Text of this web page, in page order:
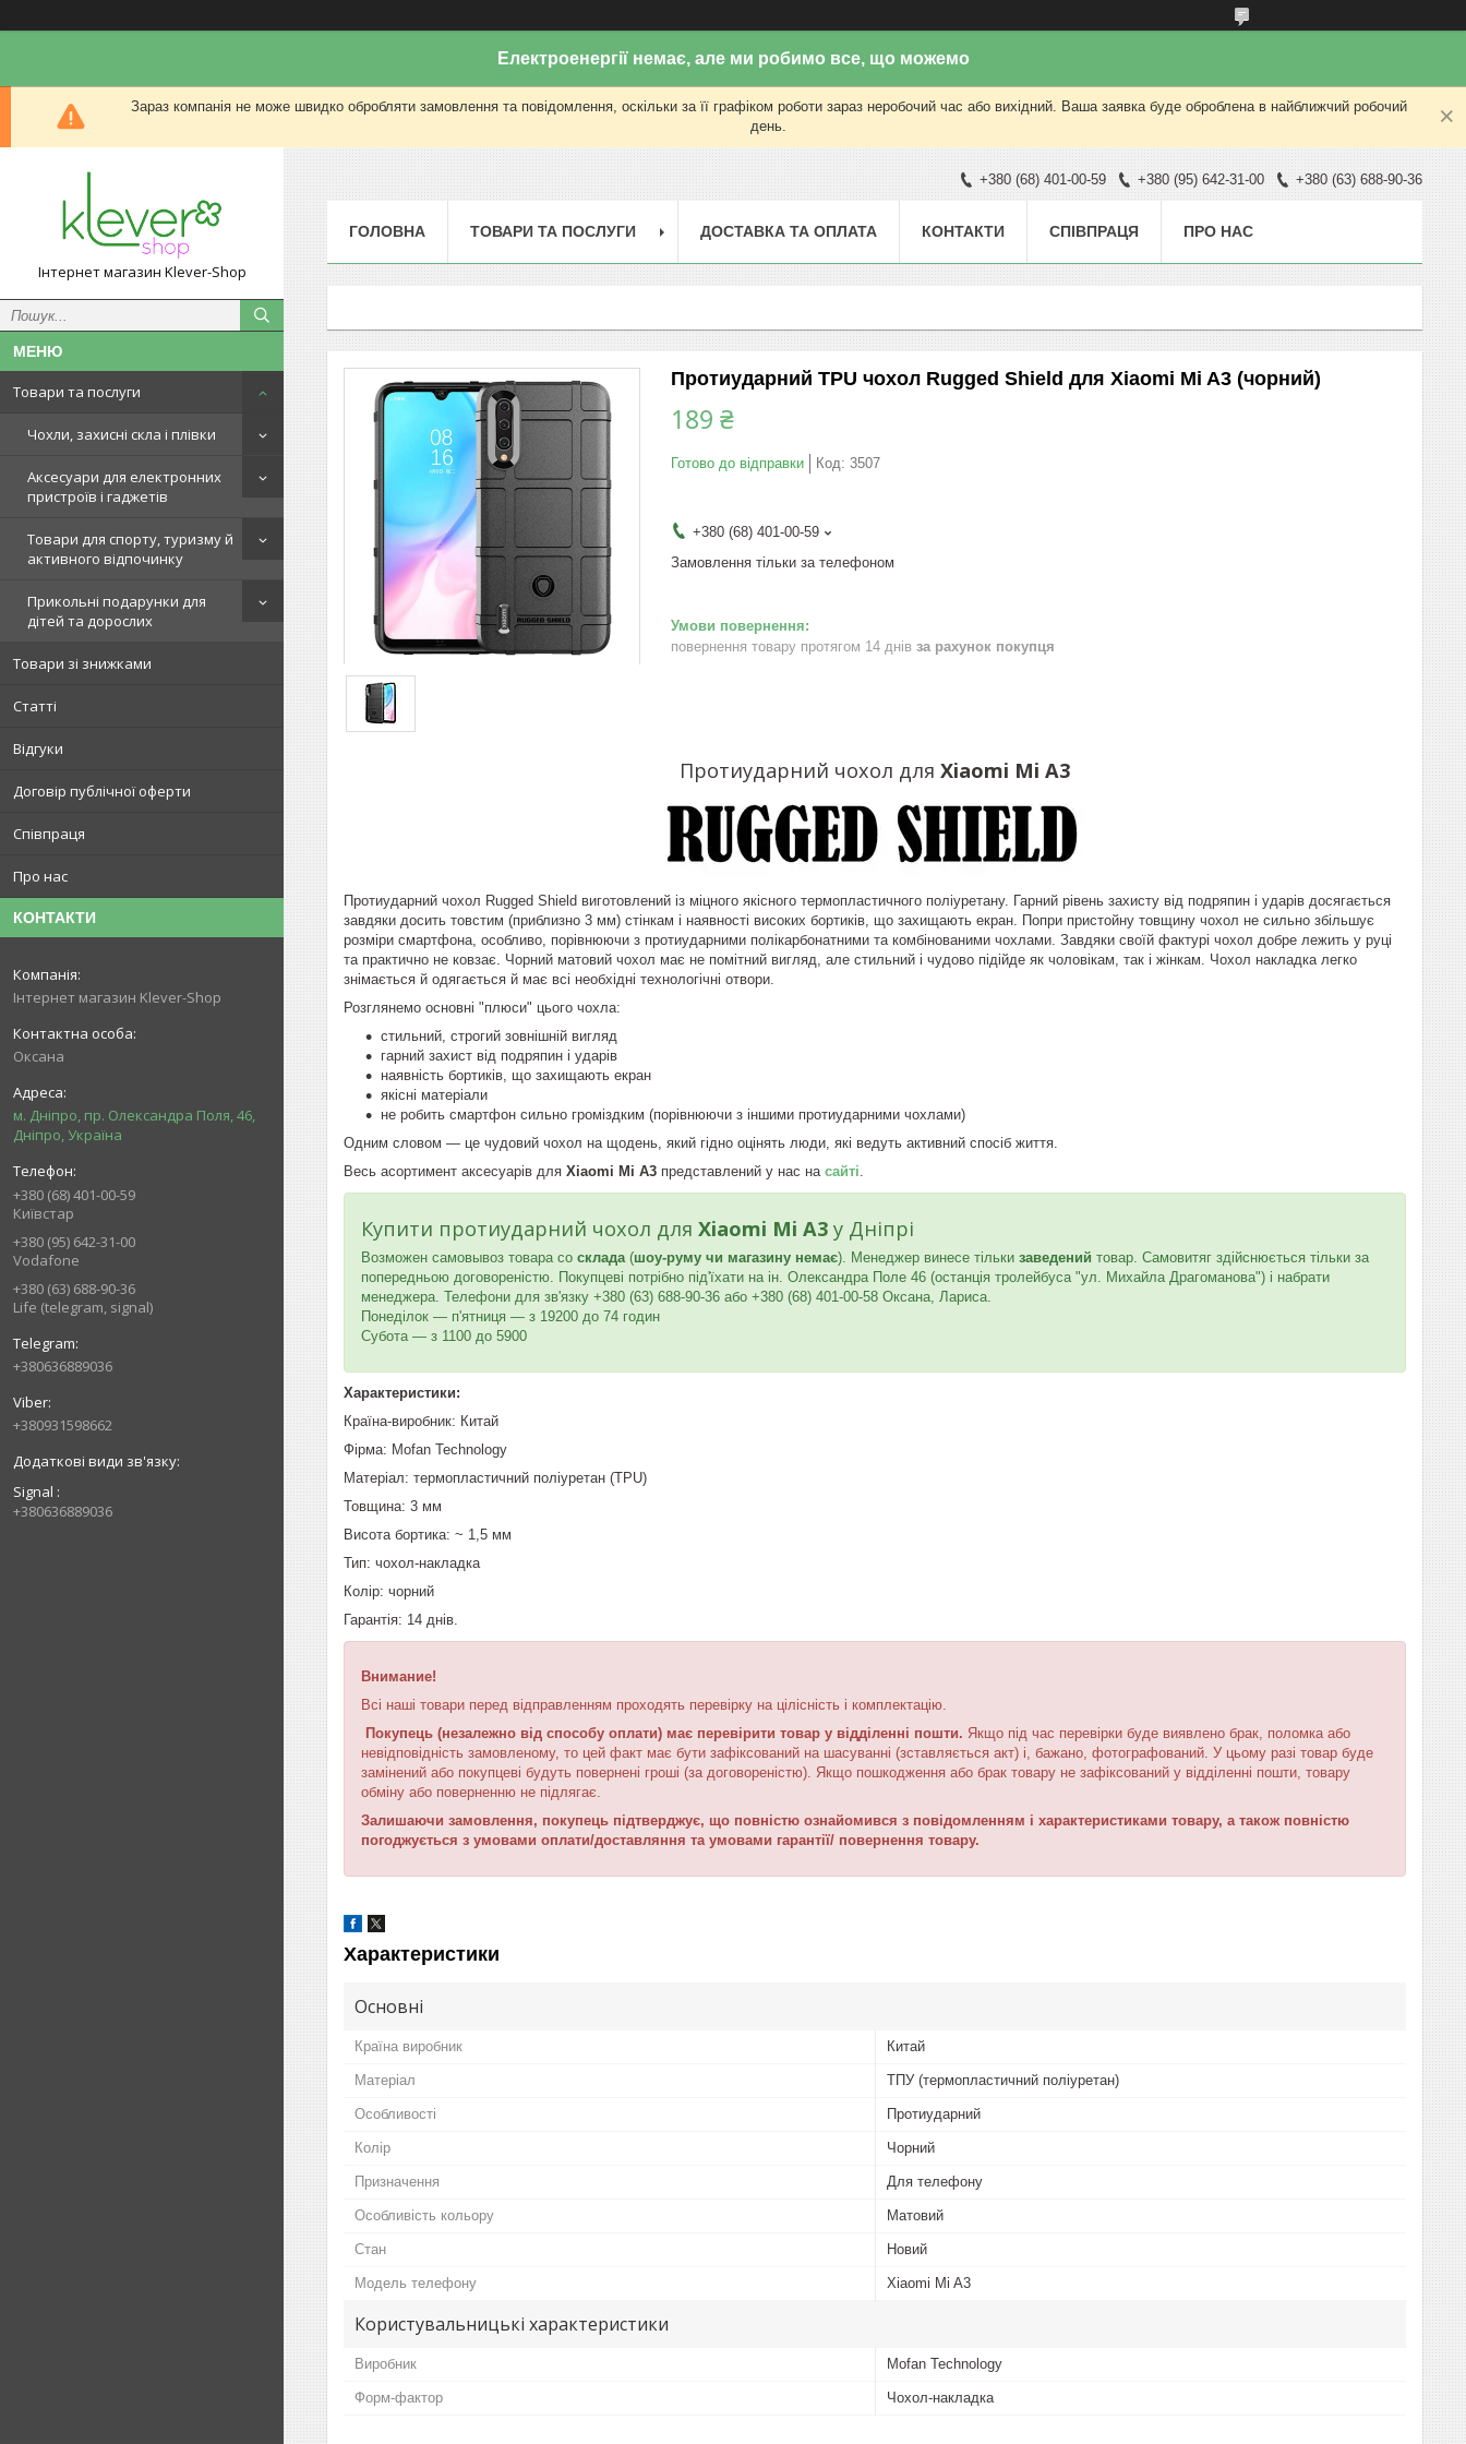
Електроенергії немає, але ми робимо все, що можемо
Зараз компанія не може швидко обробляти замовлення та повідомлення, оскільки за її графіком роботи зараз неробочий час або вихідний. Ваша заявка буде оброблена в найближчий робочий
день.
Інтернет магазин Klever-Shop
Товари та послуги
Чохли, захисні скла і плівки
Аксесуари для електронних
пристроїв і гаджетів
Товари для спорту, туризму й
активного відпочинку
Прикольні подарунки для
дітей та дорослих
Товари зі знижками
Статті
Відгуки
Договір публічної оферти
Співпраця
Про нас
КОНТАКТИ
Інтернет магазин Klever-Shop
Оксана
м. Дніпро, пр. Олександра Поля, 46,
Дніпро, Україна
+380 (68) 401-00-59
Київстар
+380 (95) 642-31-00
Vodafone
+380 (63) 688-90-36
Life (telegram, signal)
+380636889036
+380931598662
Signal
+380636889036
+380 (68) 401-00-59 +380 (95) 642-31-00 +380 (63) 688-90-36
ГОЛОВНА ТОВАРИ ТА ПОСЛУГИ ДОСТАВКА ТА ОПЛАТА КОНТАКТИ СПІВПРАЦЯ ПРО НАС
Протиударний TPU чохол Rugged Shield для Xiaomi Mi A3 (чорний)
189 ₴
Готово до відправки Код: 3507
+380 (68) 401-00-59
Замовлення тільки за телефоном
повернення товару протягом 14 днів за рахунок покупця
Протиударний чохол для Xiaomi Mi A3
Протиударний чохол Rugged Shield виготовлений із міцного якісного термопластичного поліуретану. Гарний рівень захисту від подряпин і ударів досягається
завдяки досить товстим (приблизно 3 мм) стінкам і наявності високих бортиків, що захищають екран. Попри пристойну товщину чохол не сильно збільшує
розміри смартфона, особливо, порівнюючи з протиударними полікарбонатними та комбінованими чохлами. Завдяки своїй фактурі чохол добре лежить у руці
та практично не ковзає. Чорний матовий чохол має не помітний вигляд, але стильний і чудово підійде як чоловікам, так і жінкам. Чохол накладка легко
знімається й одягається й має всі необхідні технологічні отвори.
Розглянемо основні "плюси" цього чохла:
стильний, строгий зовнішній вигляд
гарний захист від подряпин і ударів
наявність бортиків, що захищають екран
якісні матеріали
не робить смартфон сильно громіздким (порівнюючи з іншими протиударними чохлами)
Одним словом — це чудовий чохол на щодень, який гідно оцінять люди, які ведуть активний спосіб життя.
Весь асортимент аксесуарів для Xiaomi Mi A3 представлений у нас на сайті
Купити протиударний чохол для Xiaomi Mi A3 у Дніпрі
Возможен самовывоз товара со склада(шоу-руму чи магазину немає). Менеджер винесе тільки заведений товар. Самовитяг здійснюється тільки за
попередньою договореністю. Покупцеві потрібно під'їхати на ін. Олександра Поле 46 (останція тролейбуса "ул. Михайла Драгоманова") і набрати
менеджера. Телефони для зв'язку +380 (63) 688-90-36 або +380 (68) 401-00-58 Оксана, Лариса.
Понеділок — п'ятниця — з 19200 до 74 годин
Субота — з 1100 до 5900
Характеристики:
Країна-виробник: Китай
Фірма: Mofan Technology
Матеріал: термопластичний поліуретан (TPU)
Товщина: 3 мм
Висота бортика: ~ 1,5 мм
Тип: чохол-накладка
Колір: чорний
Гарантія: 14 днів.
Внимание!
Всі наші товари перед відправленням проходять перевірку на цілісність і комплектацію.
Покупець (незалежно від способу оплати) має перевірити товар у відділенні пошти. Якщо під час перевірки буде виявлено брак, поломка або
невідповідність замовленому, то цей факт має бути зафіксований на шасуванні (зставляється акт) і, бажано, фотографований. У цьому разі товар буде
замінений або покупцеві будуть повернені гроші (за договореністю). Якщо пошкодження або брак товару не зафіксований у відділенні пошти, товару
обміну або поверненню не підлягає.
Залишаючи замовлення, покупець підтверджує, що повністю ознайомився з повідомленням і характеристиками товару, а також повністю
погоджується з умовами оплати/доставляння та умовами гарантії/ повернення товару.
Характеристики
Основні
Країна виробник Китай
Матеріал ТПУ (термопластичний поліуретан)
Особливості Протиударний
Колір Чорний
Призначення Для телефону
Особливість кольору Матовий
Стан Новий
Модель телефону Xiaomi Mi A3
Користувальницькі характеристики
Виробник Mofan Technology
Форм-фактор Чохол-накладка